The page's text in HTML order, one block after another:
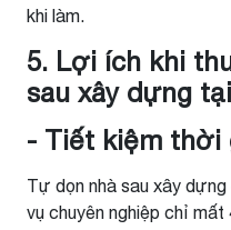
khi làm.
5. Lợi ích khi
sau xây dựng
- Tiết kiệm thời
Tự dọn nhà sau xây
vụ chuyên nghiệp chỉ mất